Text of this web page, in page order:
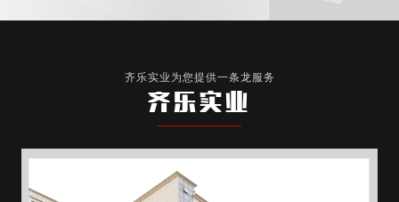
齐乐实业为您提供一条龙服务
齐乐实业